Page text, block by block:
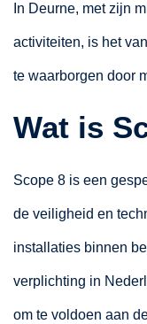
In Deurne, met zijn
activiteiten, is het
te waarborgen door
Wat is
Scope 8 is een
de veiligheid en
installaties binnen
verplichting in
om te voldoen aan